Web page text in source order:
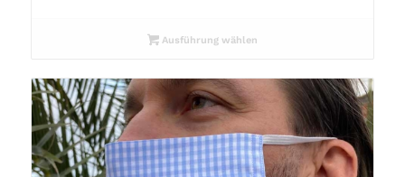
Ausführung wählen